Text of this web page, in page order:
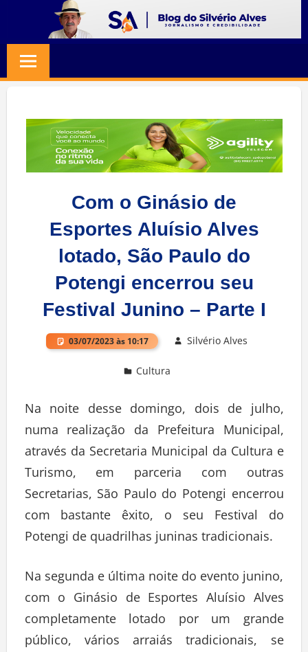
content
SILVERIO
ALVES
Jornalismo
Credibilidade
Com o Ginásio de
Esportes Aluísio Alves
lotado, São Paulo do
Potengi encerrou seu
Festival Junino – Parte I
03/07/2023 às 10:17 Silvério Alves
Cultura
Na noite desse domingo, dois de julho,
numa realização da Prefeitura Municipal,
através da Secretaria Municipal da Cultura e
Turismo, em parceria com outras
Secretarias, São Paulo do Potengi encerrou
com bastante êxito, o seu Festival do
Potengi de quadrilhas juninas tradicionais.
Na segunda e última noite do evento junino,
com o Ginásio de Esportes Aluísio Alves
completamente lotado por um grande
público, vários arraiás tradicionais, se